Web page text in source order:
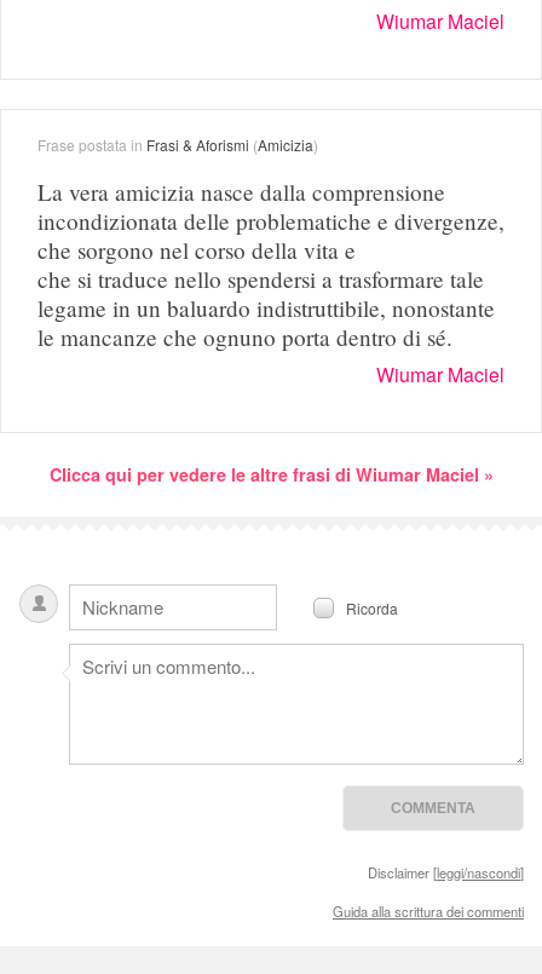
Wiumar Maciel
Frase postata in Frasi & Aforismi (Amicizia)
La vera amicizia nasce dalla comprensione
incondizionata delle problematiche e divergenze,
che sorgono nel corso della vita e
che si traduce nello spendersi a trasformare tale
legame in un baluardo indistruttibile, nonostante
le mancanze che ognuno porta dentro di sé.
Wiumar Maciel
Clicca qui per vedere le altre frasi di Wiumar Maciel »
Ricorda
Disclaimer [leggi/nascondi]
Guida alla scrittura dei commenti